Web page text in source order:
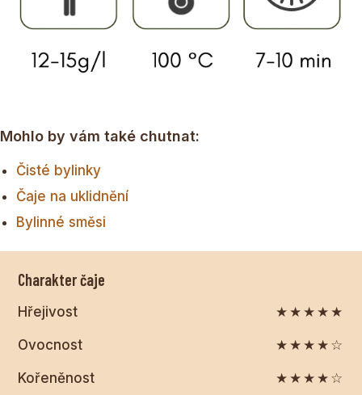
Mohlo by vám také chutnat:
Čisté bylinky
Čaje na uklidnění
Bylinné směsi
Charakter čaje
Hřejivost ★★★★★
Ovocnost ★★★★☆
Kořeněnost ★★★★☆